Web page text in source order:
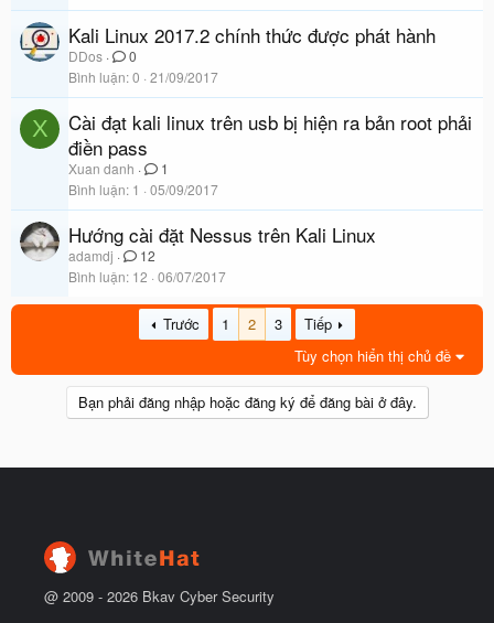
h
Kali Linux 2017.2 chính thức được phát hành
DDos
0
Bình luận 0 21/09/2017
X
Cài đạt kali linux trên usb bị hiện ra bản root phải
điền pass
Xuan danh
1
Bình luận 1 05/09/2017
Hướng cài đặt Nessus trên Kali Linux
adamdj
12
Bình luận 12 06/07/2017
Trước 1 2 3
Tiếp
Tùy chọn hiển thị chủ đề
Bạn phải đăng nhập hoặc đăng ký để đăng bài ở đây.
@ 2009 - 2026 Bkav Cyber Security